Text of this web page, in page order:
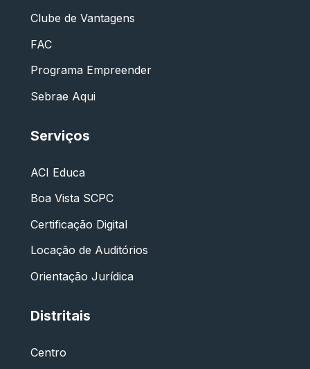
Clube de Vantagens
FAC
Programa Empreender
Sebrae Aqui
Serviços
ACI Educa
Boa Vista SCPC
Certificação Digital
Locação de Auditórios
Orientação Jurídica
Distritais
Centro